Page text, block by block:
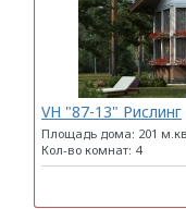
VH "87-13" Рислинг
Площадь дома: 201
Кол-во комнат: 4